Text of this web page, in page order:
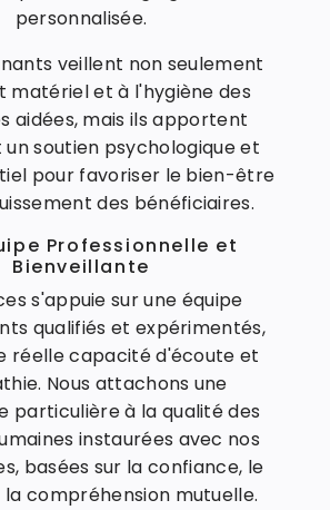
personnalisée.
veillent non seulement
matériel et à l'hygiène des
aidées, mais ils apportent
soutien psychologique et
pour favoriser le bien-être
des bénéficiaires.
Professionnelle et
Bienveillante
s'appuie sur une équipe
qualifiés et expérimentés,
réelle capacité d'écoute et
Nous attachons une
particulière à la qualité des
instaurées avec nos
basées sur la confiance, le
compréhension mutuelle.